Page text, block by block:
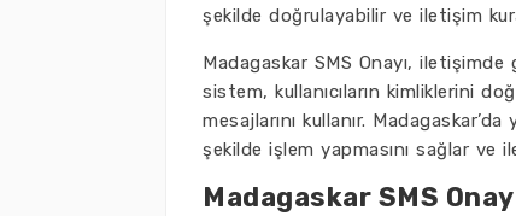
şekilde doğrulayabilir ve iletişim
Madagaskar SMS Onayı,
sistem, kullanıcıların kimliklerini
mesajlarını kullanır.
şekilde işlem yapmasını sağlar ve
Madagaskar SMS